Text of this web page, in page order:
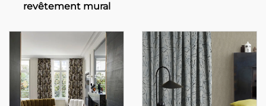
revêtement mural